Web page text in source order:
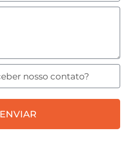
ENVIAR